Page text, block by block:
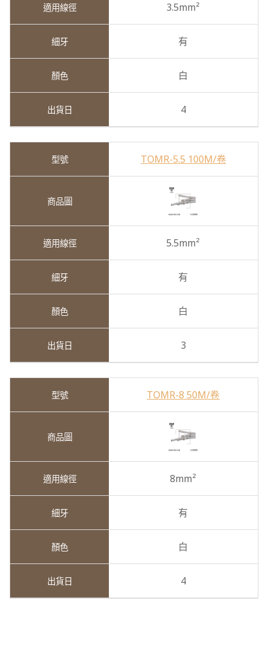
3.5mm²
有
白
4
TOMR-5.5 100M/卷
5.5mm²
有
白
3
TOMR-8 50M/卷
8mm²
有
白
4